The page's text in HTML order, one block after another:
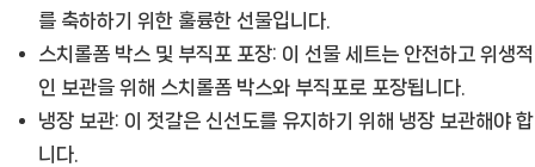
를 축하하기 위한 훌륭한 선물입니다.
스치롤폼 박스 및 부직포 포장: 이 선물 세트는 안전하고 위생적
인 보관을 위해 스치롤폼 박스와 부직포로 포장됩니다.
냉장 보관: 이 젓갈은 신선도를 유지하기 위해 냉장 보관해야 합
니다.